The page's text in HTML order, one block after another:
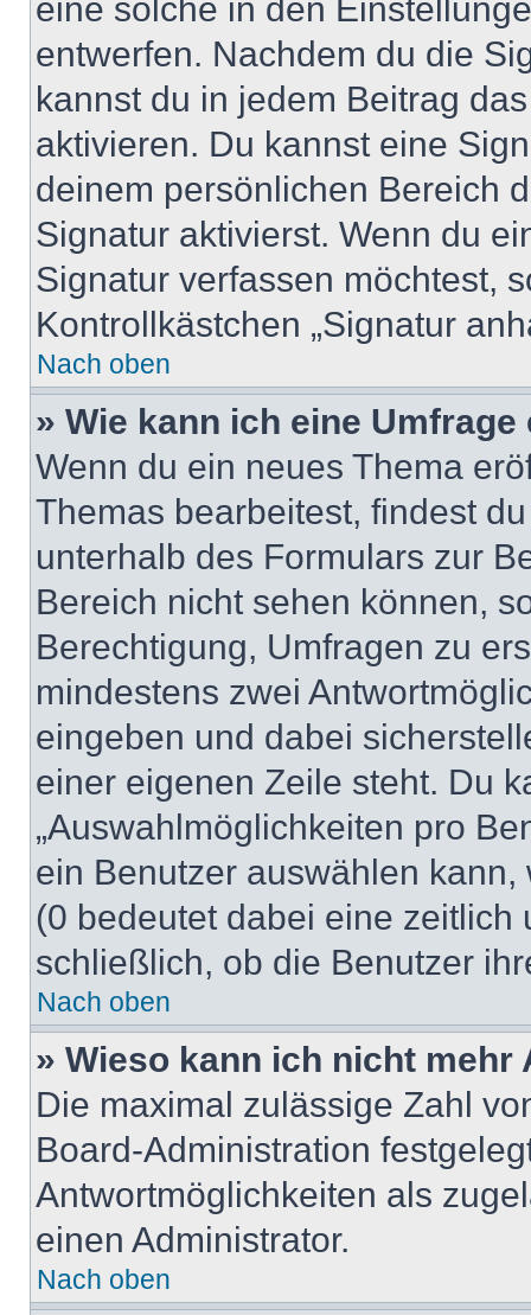
eine solche in den
entwerfen. Nachdem du die
kannst du in jedem Beitrag
aktivieren. Du kannst eine
deinem persönlichen Bereich
Signatur aktivierst. Wenn du
Signatur verfassen möchtest,
Kontrollkästchen „Signatur
Nach oben
» Wie kann ich eine
Wenn du ein neues Thema
Themas bearbeitest, findest
unterhalb des Formulars zur
Bereich nicht sehen können,
Berechtigung, Umfragen zu
mindestens zwei
eingeben und dabei
einer eigenen Zeile steht. Du
„Auswahlmöglichkeiten pro
ein Benutzer auswählen
(0 bedeutet dabei eine
schließlich, ob die Benutzer
Nach oben
» Wieso kann ich nicht
Die maximal zulässige Zahl
Board-Administration
Antwortmöglichkeiten als
einen Administrator.
Nach oben